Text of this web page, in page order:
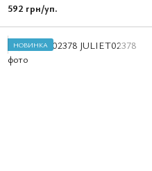
592 грн/уп.
НОВИНКА